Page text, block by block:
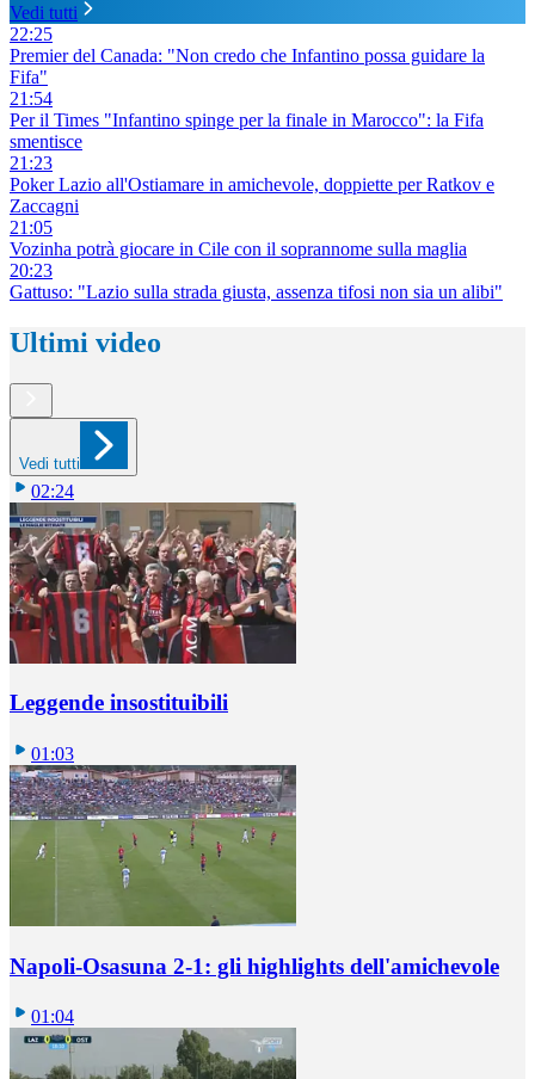
Vedi tutti
22:25
Premier del Canada: "Non credo che Infantino possa guidare la
Fifa"
21:54
Per il Times "Infantino spinge per la finale in Marocco": la Fifa
smentisce
21:23
Poker Lazio all'Ostiamare in amichevole, doppiette per Ratkov e
Zaccagni
21:05
Vozinha potrà giocare in Cile con il soprannome sulla maglia
20:23
Gattuso: "Lazio sulla strada giusta, assenza tifosi non sia un alibi"
Ultimi video
Vedi tutti
02:24
Leggende insostituibili
01:03
Napoli-Osasuna 2-1: gli highlights dell'amichevole
01:04